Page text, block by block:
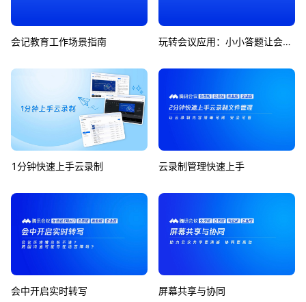
会记教育工作场景指南 玩转会议应用：小小答题让会议互动更有趣
1分钟快速上手云录制 云录制管理快速上手
会中开启实时转写 屏幕共享与协同